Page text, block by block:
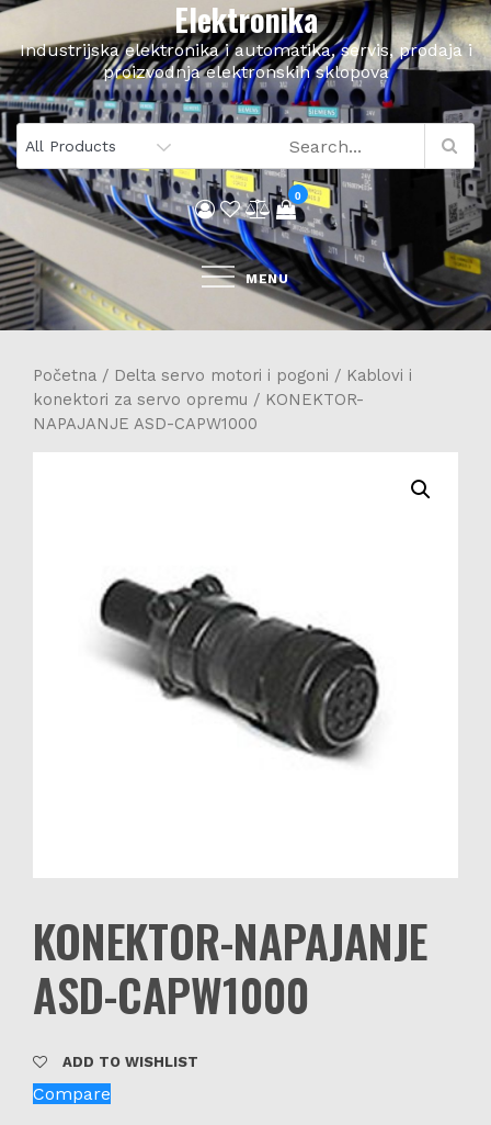
Skip
content
Elektronika
Industrijska elektronika i automatika, servis, prodaja i
proizvodnja elektronskih sklopova
0
MENU
Početna / Delta servo motori i pogoni / Kablovi i
konektori za servo opremu / KONEKTOR-
NAPAJANJE ASD-CAPW1000
KONEKTOR-NAPAJANJE
ASD-CAPW1000
ADD TO WISHLIST
Compare